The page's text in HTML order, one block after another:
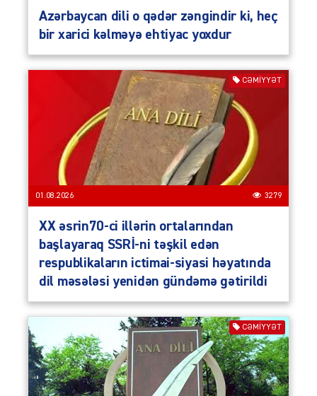
Azərbaycan dili o qədər zəngindir ki, heç
bir xarici kəlməyə ehtiyac yoxdur
CƏMIYYƏT
01.08.2026 3279
XX əsrin70-ci illərin ortalarından
başlayaraq SSRİ-ni təşkil edən
respublikaların ictimai-siyasi həyatında
dil məsələsi yenidən gündəmə gətirildi
CƏMIYYƏT